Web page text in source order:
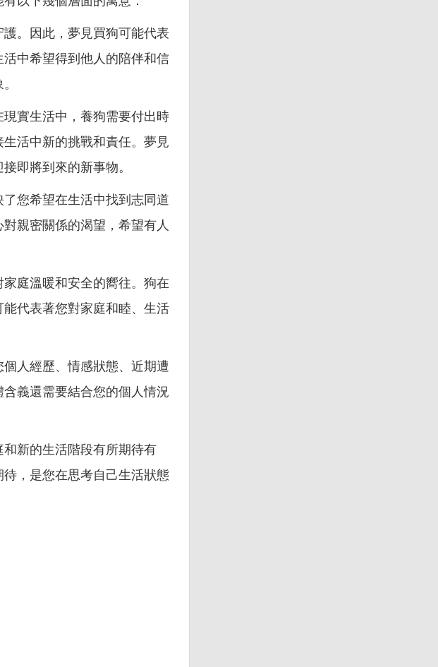
。因此，夢見買狗可能代表
中希望得到他人的陪伴和信
實生活中，養狗需要付出時
活中新的挑戰和責任。夢見
即將到來的新事物。
您希望在生活中找到志同道
親密關係的渴望，希望有人
庭溫暖和安全的嚮往。狗在
代表著您對家庭和睦、生活
人經歷、情感狀態、近期遭
義還需要結合您的個人情況
新的生活階段有所期待有
，是您在思考自己生活狀態